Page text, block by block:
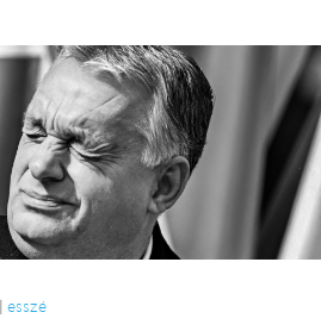
esszé